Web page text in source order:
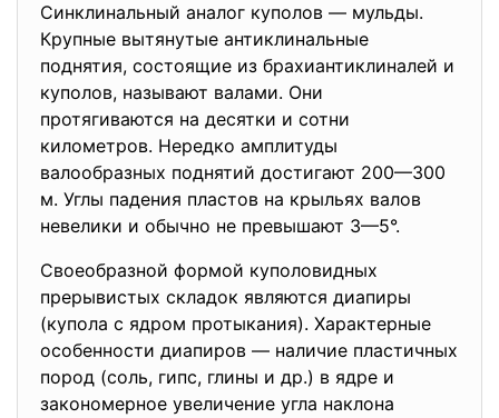
Синклинальный аналог куполов — мульды.
Крупные вытянутые антиклинальные
поднятия, состоящие из брахиантиклиналей и
куполов, называют валами. Они
протягиваются на десятки и сотни
километров. Нередко амплитуды
валообразных поднятий достигают 200—300
м. Углы падения пластов на крыльях валов
невелики и обычно не превышают 3—5°.
Своеобразной формой куполовидных
прерывистых складок являются диапиры
(купола с ядром протыкания). Характерные
особенности диапиров — наличие пластичных
пород (соль, гипс, глины и др.) в ядре и
закономерное увеличение угла наклона